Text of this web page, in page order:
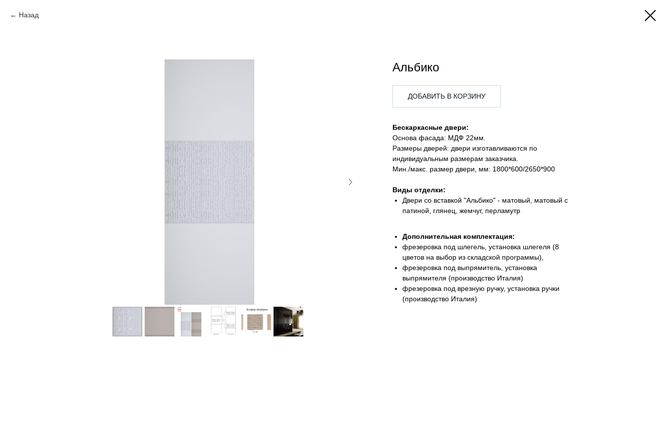
Назад
Альбико
ДОБАВИТЬ В КОРЗИНУ
Бескаркасные двери:
Основа фасада: МДФ 22мм.
Размеры дверей: двери изготавливаются по
индивидуальным размерам заказчика.
Мин./макс. размер двери, мм: 1800*600/2650*900
Виды отделки:
Двери со вставкой "Альбико" - матовый, матовый с
патиной, глянец, жемчуг, перламутр
Дополнительная комплектация:
фрезеровка под шлегель, установка шлегеля (8
цветов на выбор из складской программы),
фрезеровка под выпрямитель, установка
выпрямителя (производство Италия)
фрезеровка под врезную ручку, установка ручки
(производство Италия)